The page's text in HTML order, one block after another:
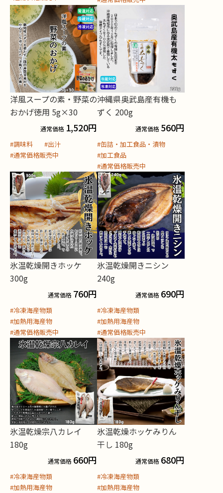
洋風スープの素・野菜の
おかげ徳用 5g×30
通常価格 1,520円
#調味料
#出汁
#通常価格販売中
沖縄県奥武島産有機も
ずく 200g
通常価格 560円
#缶詰・加工食品・漬物
#加工食品
#通常価格販売中
氷温乾燥開きホッケ
300g
通常価格 760円
#冷凍海産物類
#加熱用海産物
#通常価格販売中
氷温乾燥開きニシン
240g
通常価格 690円
#冷凍海産物類
#加熱用海産物
#通常価格販売中
氷温乾燥宗八カレイ
180g
通常価格 660円
#冷凍海産物類
#加熱用海産物
氷温乾燥ホッケみりん
干し 180g
通常価格 680円
#冷凍海産物類
#加熱用海産物